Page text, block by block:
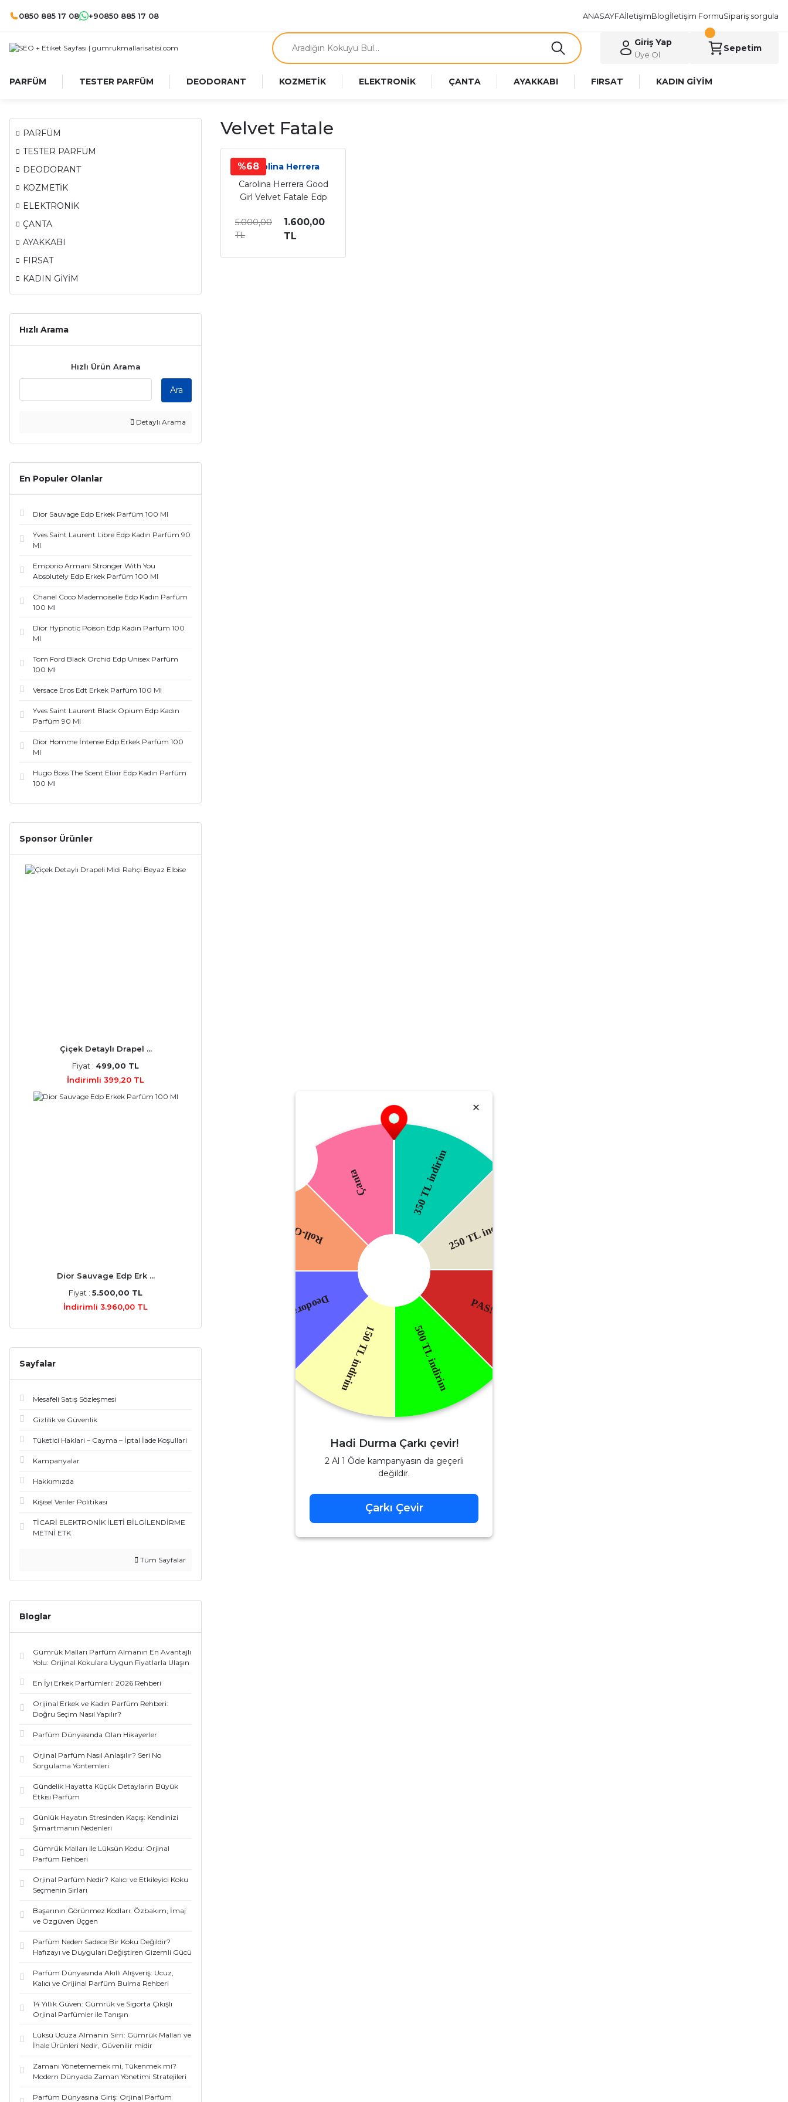
0850 885 17 08 +90850 885 17 08 ANASAYFAİletişimBlogİletişim FormuSipariş sorgula
Giriş Yap
Üye Ol
Sepetim
PARFÜM TESTER PARFÜM DEODORANT KOZMETİK ELEKTRONİK ÇANTA AYAKKABI FIRSAT KADIN GİYİM
PARFÜM
TESTER PARFÜM
DEODORANT
KOZMETİK
ELEKTRONİK
ÇANTA
AYAKKABI
FIRSAT
KADIN GİYİM
Hızlı Arama
Hızlı Ürün Arama
Ara
Detaylı Arama
En Populer Olanlar
Dior Sauvage Edp Erkek Parfüm 100 Ml
Yves Saint Laurent Libre Edp Kadın Parfüm 90
Ml
Emporio Armani Stronger With You
Absolutely Edp Erkek Parfüm 100 Ml
Chanel Coco Mademoiselle Edp Kadın Parfüm
100 Ml
Dior Hypnotic Poison Edp Kadın Parfüm 100
Ml
Tom Ford Black Orchid Edp Unisex Parfüm
100 Ml
Versace Eros Edt Erkek Parfüm 100 Ml
Yves Saint Laurent Black Opium Edp Kadın
Parfüm 90 Ml
Dior Homme İntense Edp Erkek Parfüm 100
Ml
Hugo Boss The Scent Elixir Edp Kadın Parfüm
100 Ml
Sponsor Ürünler
Çiçek Detaylı Drapel ...
Fiyat : 499,00 TL
İndirimli 399,20 TL
Dior Sauvage Edp Erk ...
Fiyat : 5.500,00 TL
İndirimli 3.960,00 TL
Sayfalar
Mesafeli Satış Sözleşmesi
Gizlilik ve Güvenlik
Tüketici Haklari – Cayma – İptal İade Koşullari
Kampanyalar
Hakkımızda
Kişisel Veriler Politikası
TİCARİ ELEKTRONİK İLETİ BİLGİLENDİRME
METNİ ETK
Tüm Sayfalar
Bloglar
Gümrük Malları Parfüm Almanın En Avantajlı
Yolu: Orijinal Kokulara Uygun Fiyatlarla Ulaşın
En İyi Erkek Parfümleri: 2026 Rehberi
Orijinal Erkek ve Kadın Parfüm Rehberi:
Doğru Seçim Nasıl Yapılır?
Parfüm Dünyasında Olan Hikayerler
Orjinal Parfüm Nasıl Anlaşılır? Seri No
Sorgulama Yöntemleri
Gündelik Hayatta Küçük Detayların Büyük
Etkisi Parfüm
Günlük Hayatın Stresinden Kaçış: Kendinizi
Şımartmanın Nedenleri
Gümrük Malları ile Lüksün Kodu: Orjinal
Parfüm Rehberi
Orjinal Parfüm Nedir? Kalıcı ve Etkileyici Koku
Seçmenin Sırları
Başarının Görünmez Kodları: Özbakım, İmaj
ve Özgüven Üçgen
Parfüm Neden Sadece Bir Koku Değildir?
Hafızayı ve Duyguları Değiştiren Gizemli Gücü
Parfüm Dünyasında Akıllı Alışveriş: Ucuz,
Kalıcı ve Orijinal Parfüm Bulma Rehberi
14 Yıllık Güven: Gümrük ve Sigorta Çıkışlı
Orjinal Parfümler ile Tanışın
Lüksü Ucuza Almanın Sırrı: Gümrük Malları ve
İhale Ürünleri Nedir, Güvenilir midir
Zamanı Yönetememek mi, Tükenmek mi?
Modern Dünyada Zaman Yönetimi Stratejileri
Parfüm Dünyasına Giriş: Orjinal Parfüm
Velvet Fatale
%68
Carolina Herrera
Carolina Herrera Good
Girl Velvet Fatale Edp
80 Ml
5.000,00
TL
1.600,00
TL
Hadi Durma Çarkı çevir!
2 Al 1 Öde kampanyasın da geçerli
değildir.
Çarkı Çevir